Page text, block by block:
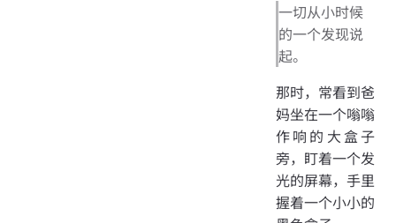
一切从小时候
的一个发现说
起。
那时，常看到爸
妈坐在一个嗡嗡
作响的大盒子
旁，盯着一个发
光的屏幕，手里
握着一个小小的